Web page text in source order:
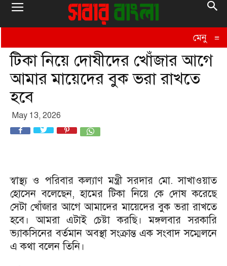
মেনু ≡
টিকা নিয়ে দোষীদের খোঁজার আগে
আমার মায়েদের বুক ভরা রাখতে
হবে
May 13, 2026
স্বাস্থ্য ও পরিবার কল্যাণ মন্ত্রী সরদার মো. সাখাওয়াত
হোসেন বলেছেন, হামের টিকা নিয়ে কে দোষ করেছে
সেটা খোঁজার আগে আমাদের মায়েদের বুক ভরা রাখতে
হবে। আমরা এটাই চেষ্টা করছি। মঙ্গলবার সরকারি
ভ্যাকসিনের বর্তমান অবস্থা সংক্রান্ত এক সংবাদ সম্মেলনে
এ কথা বলেন তিনি।